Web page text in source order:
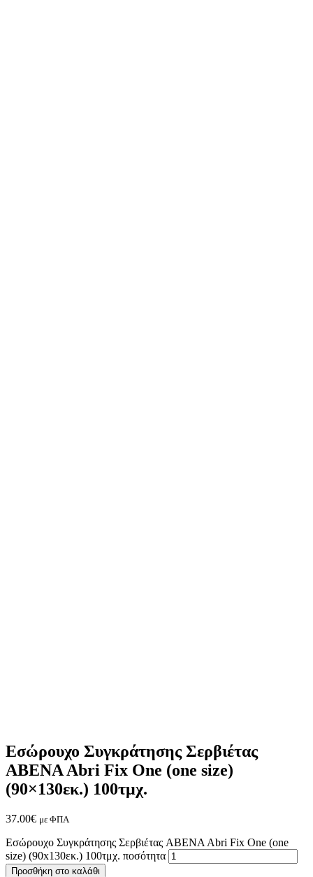
Εσώρουχο Συγκράτησης Σερβιέτας
ABENA Abri Fix One (one size)
(90×130εκ.) 100τμχ.
37.00€ με ΦΠΑ
Εσώρουχο Συγκράτησης Σερβιέτας ABENA Abri Fix One (one
size) (90x130εκ.) 100τμχ. ποσότητα
Προσθήκη στο καλάθι